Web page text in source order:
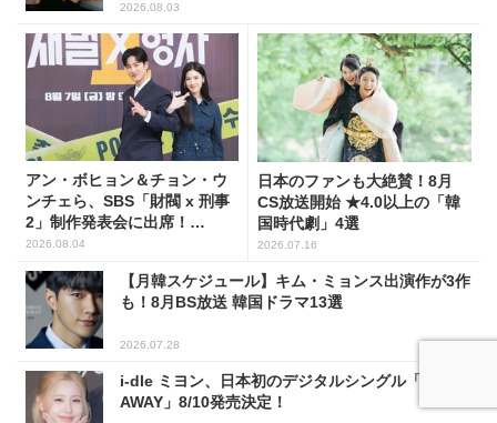
2026.08.03
アン・ボヒョン＆チョン・ウ
ンチェら、SBS「財閥 x 刑事
2」制作発表会に出席！
(PHOTO7枚)
2026.08.04
日本のファンも大絶賛！8月
CS放送開始 ★4.0以上の「韓
国時代劇」4選
2026.07.16
【月韓スケジュール】キム・ミョンス出演作が3作
も！8月BS放送 韓国ドラマ13選
2026.07.28
i-dle ミヨン、日本初のデジタルシングル「RUN
AWAY」8/10発売決定！